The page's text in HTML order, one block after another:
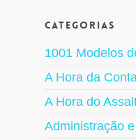
Categorias
1001 Modelos
A Hora da
A Hora do
Administração